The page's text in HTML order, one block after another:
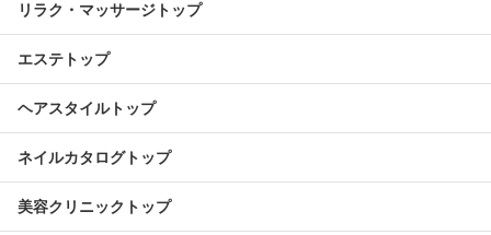
リラク・マッサージトップ
エステトップ
ヘアスタイルトップ
ネイルカタログトップ
美容クリニックトップ